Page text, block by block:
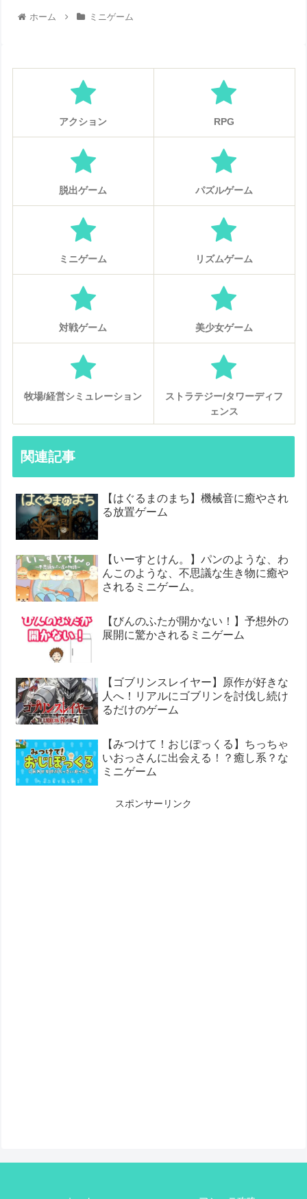
ホーム ミニゲーム
アクション RPG
脱出ゲーム パズルゲーム
ミニゲーム リズムゲーム
対戦ゲーム 美少女ゲーム
牧場/経営シミュレーション
ストラテジー/タワーディフ
ェンス
関連記事
【はぐるまのまち】機械音に癒やされ
る放置ゲーム
【いーすとけん。】パンのような、わ
んこのような、不思議な生き物に癒や
されるミニゲーム。
【びんのふたが開かない！】予想外の
展開に驚かされるミニゲーム
【ゴブリンスレイヤー】原作が好きな
人へ！リアルにゴブリンを討伐し続け
るだけのゲーム
【みつけて！おじぽっくる】ちっちゃ
いおっさんに出会える！？癒し系？な
ミニゲーム
スポンサーリンク